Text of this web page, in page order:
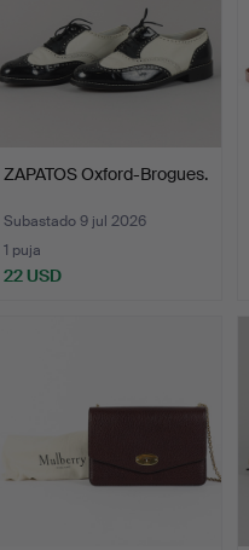
ZAPATOS Oxford-Brogues.
Subastado 9 jul 2026
1 puja
22 USD